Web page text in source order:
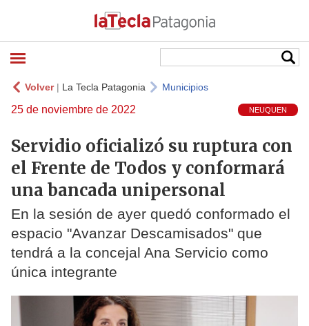
Volver| La Tecla Patagonia Municipios
25 de noviembre de 2022 NEUQUEN
Servidio oficializó su ruptura con
el Frente de Todos y conformará
una bancada unipersonal
En la sesión de ayer quedó conformado el
espacio "Avanzar Descamisados" que
tendrá a la concejal Ana Servicio como
única integrante